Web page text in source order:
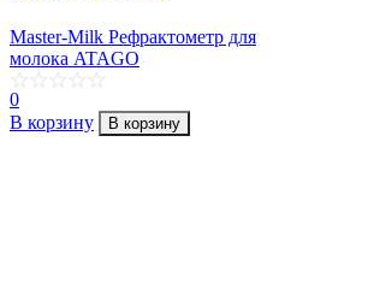
Master-Milk Рефрактометр для
молока ATAGO
0
В корзину
В корзину